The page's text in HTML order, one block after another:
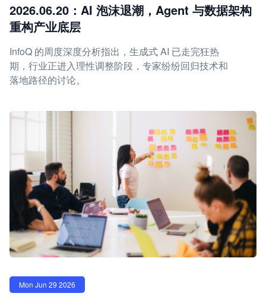
2026.06.20：AI 泡沫退潮，Agent 与数据架构
重构产业底层
InfoQ 的周度深度分析指出，生成式 AI 已走完狂热
期，行业正进入理性调整阶段，专家纷纷回归技术和
落地路径的讨论。
Mon Jun 29 2026